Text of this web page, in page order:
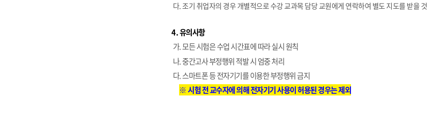
다. 조기 취업자의 경우 개별적으로 수강 교과목 담당 교원에게 연락하여 별도 지도를 받을 것
4.유의사항
가.모든 시험은 수업 시간표에 따라 실시 원칙
나.중간고사 부정행위 적발 시 엄중 처리
다.스마트폰 등 전자기기를 이용한 부정행위 금지
※ 시험 전 교수자에 의해 전자기기 사용이 허용된 경우는 제외